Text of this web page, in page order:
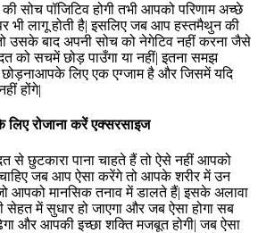
सोच पॉजिटिव होगी तभी आपको परिणाम अच्छे
भी लागू होती है| इसलिए जब आप हस्तमैथुन की
उसके बाद अपनी सोच को नेगेटिव नहीं करना जैसे
को सचमें छोड़ पाउँगा या नहीं| इतना समझ
लिए एक एग्जाम है और जिसमें यदि
होंगे|
रोजाना करें एक्सरसाइज
छुटकारा पाना चाहते हैं तो ऐसे नहीं आपको
जब आप ऐसा करेंगे तो आपके शरीर में उन
जो आपको मानसिक तनाव में डालते हैं| इसके अलावा
में सुधार हो जाएगा और जब ऐसा होगा सब
और आपकी इच्छा शक्ति मजबूत होगी| जब ऐसा